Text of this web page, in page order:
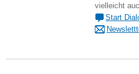
vielleicht
Start